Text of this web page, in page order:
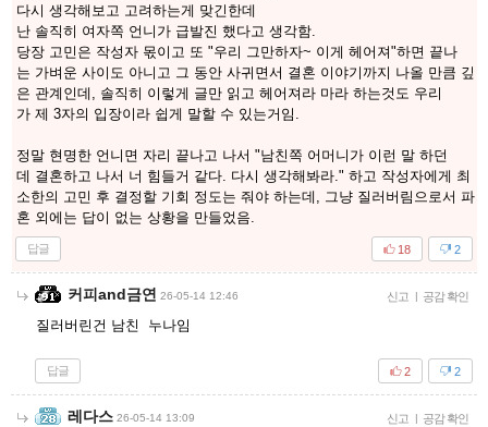
다시 생각해보고 고려하는게 맞긴한데
난 솔직히 여자쪽 언니가 급발진 했다고 생각함.
당장 고민은 작성자 몫이고 또 "우리 그만하자~ 이게 헤어져"하면 끝나
는 가벼운 사이도 아니고 그 동안 사귀면서 결혼 이야기까지 나올 만큼 깊
은 관계인데, 솔직히 이렇게 글만 읽고 헤어져라 마라 하는것도 우리
가 제 3자의 입장이라 쉽게 말할 수 있는거임.
정말 현명한 언니면 자리 끝나고 나서 "남친쪽 어머니가 이런 말 하던
데 결혼하고 나서 너 힘들거 같다. 다시 생각해봐라." 하고 작성자에게 최
소한의 고민 후 결정할 기회 정도는 줘야 하는데, 그냥 질러버림으로서 파
혼 외에는 답이 없는 상황을 만들었음.
답글 2
18
커피and금연 26-05-14 12:46 신고 | 공감 확인
질러버린건 남친 누나임
답글 2
2
레다스 26-05-14 13:09 신고 | 공감 확인